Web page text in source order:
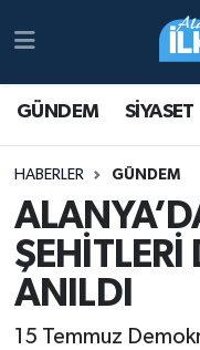
GÜNDEM SİYASET
HABERLER GÜNDEM
ANILDI
15 Temmuz
Antalya
Antalya
Antalya Trafik
Süper Lig Puan